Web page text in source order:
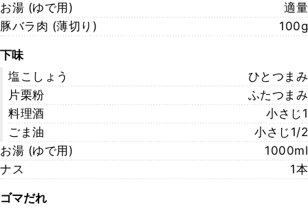
お湯 (ゆで用)
適量
豚バラ肉 (薄切り)
100g
下味
塩こしょう
ひとつまみ
片栗粉
ふたつまみ
料理酒
小さじ1
ごま油
小さじ1/2
お湯 (ゆで用)
1000ml
ナス
1本
ゴマだれ